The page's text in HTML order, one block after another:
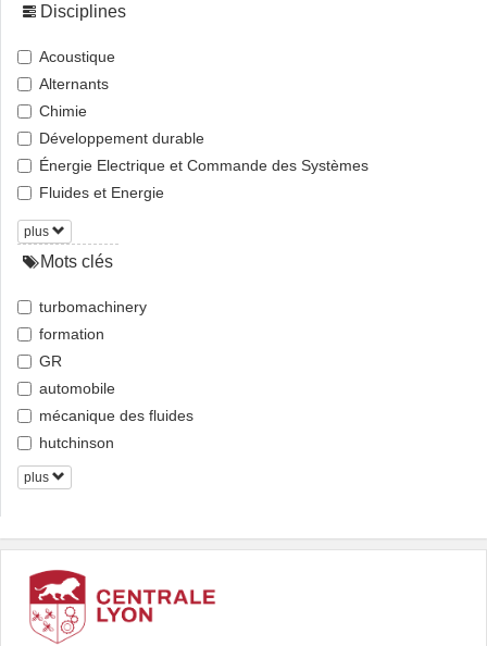
Disciplines
Acoustique
Alternants
Chimie
Développement durable
Énergie Electrique et Commande des Systèmes
Fluides et Energie
plus
Mots clés
turbomachinery
formation
GR
automobile
mécanique des fluides
hutchinson
plus